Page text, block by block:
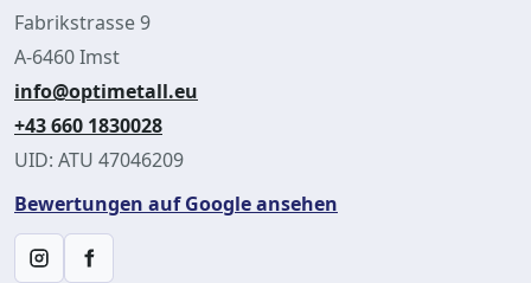
Fabrikstrasse 9
A-6460 Imst
info@optimetall.eu
+43 660 1830028
UID: ATU 47046209
Bewertungen auf Google ansehen
InstagramFacebook